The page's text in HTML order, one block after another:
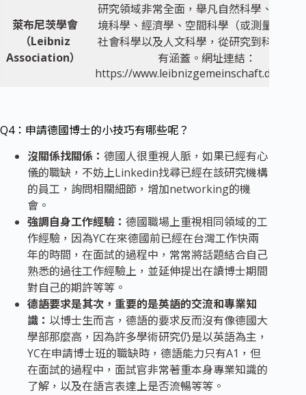
萊布尼茨學會
（Leibniz
Association）
研究領域非常全面，舉凡自然科學、工程
境科學、經濟學、空間科學（或測量科學
社會科學以及人文科學，從研究到科學應
有涵蓋。網址連結：
https://www.leibnizgemeinschaft.de/
Q4：申請德國博士的小技巧有哪些呢？
沒關係找關係： 德國人很重視人脈，如果已經有心
儀的職缺，不妨上Linkedin找尋已經在該研究機構
的員工，詢問相關細節，增加networking的機
會。
強調自身工作經驗： 德國職場上重視相同領域的工
作經驗，因為YC在來德國前已經在台灣工作快兩
年的時間，在面試的過程中，常常將話題結合自己
熟悉的過往工作經驗上，並延伸提出在讀博士期間
對自己的期許等等。
德語要求是其次，重要的是英語的交流和專業知
識： 以博士生而言，德語的要求反而沒有像德國大
學部那麼高，因為許多學術研究仍是以英語為主，
YC在申請博士班的職缺時，德語能力只有A1，但
在面試的過程中，面試官非常著重本身專業知識的
了解，以及在語言表達上是否流暢等等。